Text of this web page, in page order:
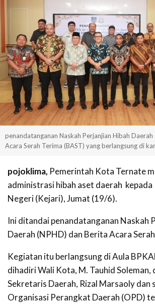
penandatanganan Naskah Perjanjian Hibah Daerah
Acara Serah Terima (BAST) yang berlangsung di
pojoklima, Pemerintah Kota Ternate
administrasi hibah aset daerah kepada
Negeri (Kejari), Jumat (19/6).
Ini ditandai penandatanganan Naskah
Daerah (NPHD) dan Berita Acara
Kegiatan itu berlangsung di Aula
dihadiri Wali Kota, M. Tauhid Soleman,
Sekretaris Daerah, Rizal Marsaoly dan
Organisasi Perangkat Daerah (OPD)